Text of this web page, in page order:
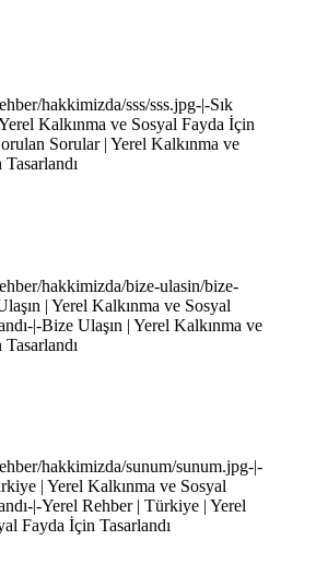
hakkimizda/sss/sss.jpg-|-Sık
Kalkınma ve Sosyal Fayda İçin
Sorular | Yerel Kalkınma ve
hakkimizda/bize-ulasin/bize-
| Yerel Kalkınma ve Sosyal
|-Bize Ulaşın | Yerel Kalkınma ve
hakkimizda/sunum/sunum.jpg-|-
| Yerel Kalkınma ve Sosyal
|-Yerel Rehber | Türkiye | Yerel
Fayda İçin Tasarlandı